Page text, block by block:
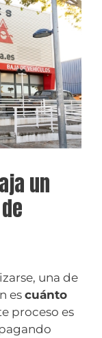
un
una de
es cuánto
proceso es